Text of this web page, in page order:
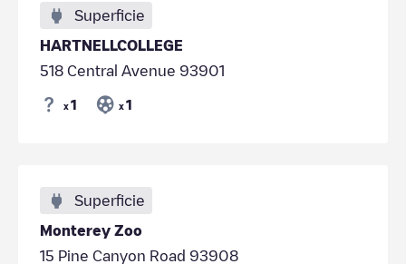
Superficie
HARTNELLCOLLEGE
518 Central Avenue 93901
x 1 x 1
Superficie
Monterey Zoo
15 Pine Canyon Road 93908